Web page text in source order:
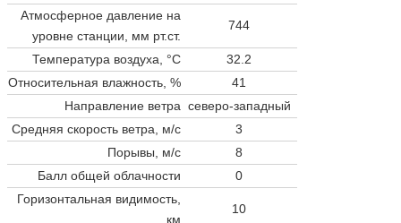
Атмосферное давление на
уровне станции, мм рт.ст.
744
Температура воздуха, °C
32.2
Относительная влажность, %
41
Направление ветра северо-западный
Средняя скорость ветра, м/с
3
Порывы, м/с
8
Балл общей облачности
0
Горизонтальная видимость,
км
10